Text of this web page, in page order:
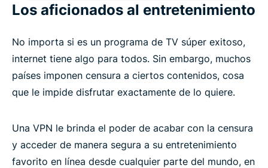
Los aficionados al entretenimiento
No importa si es un programa de TV súper exitoso,
internet tiene algo para todos. Sin embargo, muchos
países imponen censura a ciertos contenidos, cosa
que le impide disfrutar exactamente de lo quiere.
Una VPN le brinda el poder de acabar con la censura
y acceder de manera segura a su entretenimiento
favorito en línea desde cualquier parte del mundo, en